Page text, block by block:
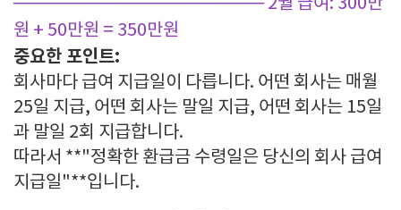
원 + 50만원 = 350만원
중요한 포인트:
회사마다 급여 지급일이 다릅니다. 어떤 회사는 매월
25일 지급, 어떤 회사는 말일 지급, 어떤 회사는 15일
과 말일 2회 지급합니다.
따라서 **"정확한 환급금 수령일은 당신의 회사 급여
지급일"**입니다.